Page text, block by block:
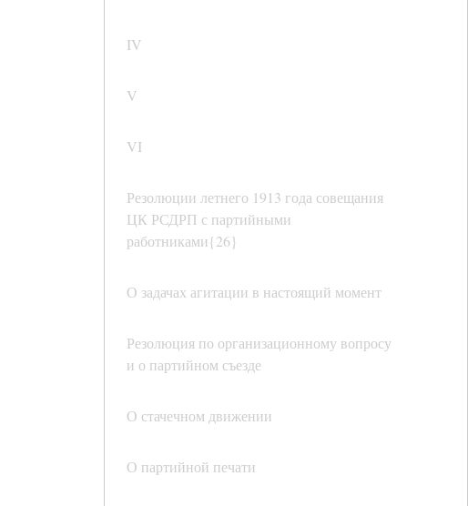
IV
V
VI
Резолюции летнего 1913 года совещания
ЦК РСДРП с партийными
работниками{26}
О задачах агитации в настоящий момент
Резолюция по организационному вопросу
и о партийном съезде
О стачечном движении
О партийной печати